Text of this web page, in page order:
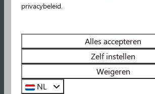
Natuur &
Vanaf deze zomer beleef je nog meer
zwembad, onze nieuwe49m lange
én een spetterbadzijn vanaf nu
Daarnaast beleef je uren speelplezier
pannakooi en op onze gloednieuwe
privacybeleid.
Alles accepteren
Zelf instellen
Weigeren
NL